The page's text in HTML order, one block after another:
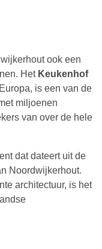
ook een
Het Keukenhof
is een van de
miljoenen
van over de hele
dat dateert uit de
Noordwijkerhout.
architectuur, is het